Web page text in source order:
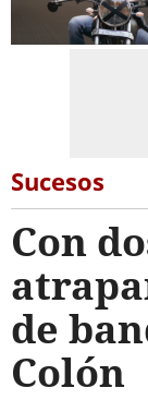
Sucesos
Con
de
Colón